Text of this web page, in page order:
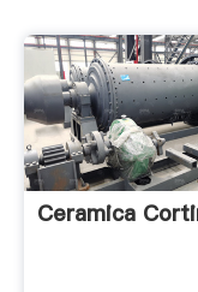
Ceramica